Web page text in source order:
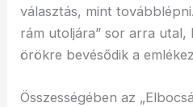
választás, mint
rám utoljára” sor arra
örökre bevésődik a
Összességében az